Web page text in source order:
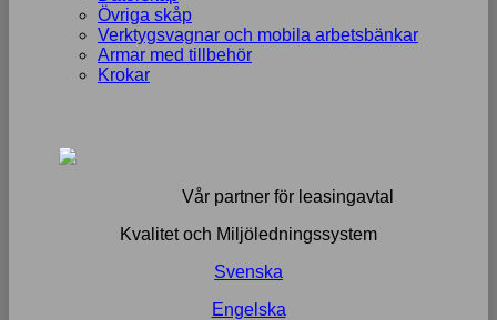
Övriga skåp
Verktygsvagnar och mobila arbetsbänkar
Armar med tillbehör
Krokar
Vår partner för leasingavtal
Kvalitet och Miljöledningssystem
Svenska
Engelska